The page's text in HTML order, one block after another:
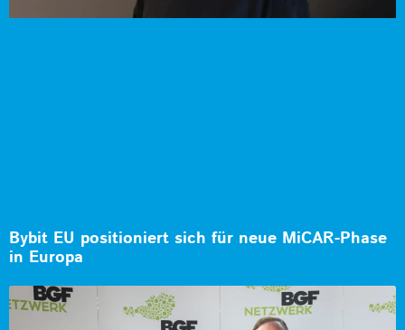
Bybit EU positioniert sich für neue MiCAR-Phase
in Europa